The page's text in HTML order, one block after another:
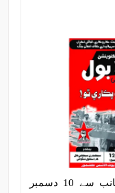
پروگریسو یوتھ الائنس کشمور کی جانب سے 10 دسمبر